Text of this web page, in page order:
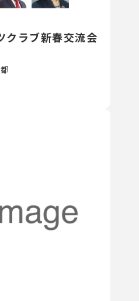
クラブ新春交流会